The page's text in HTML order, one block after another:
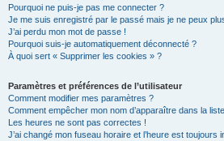
Pourquoi ne puis-je pas me connecter ?
Je me suis enregistré par le passé mais je ne peux
J’ai perdu mon mot de passe !
Pourquoi suis-je automatiquement déconnecté ?
À quoi sert « Supprimer les cookies » ?
Paramètres et préférences de l’utilisateur
Comment modifier mes paramètres ?
Comment empêcher mon nom d’apparaître dans la
Les heures ne sont pas correctes !
J’ai changé mon fuseau horaire et l’heure est toujours